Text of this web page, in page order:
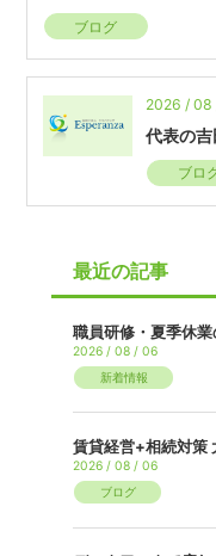
ブログ
2026 / 08
代表の吉
ブロ
最近の記事
職員研修・夏季休
2026 / 08 / 06
新着情報
賃貸経営+相続対策
2026 / 08 / 06
ブログ